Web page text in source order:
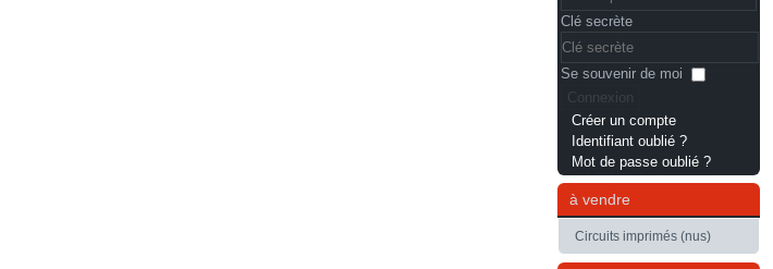
Clé secrète
Se souvenir de moi
Connexion
Créer un compte
Identifiant oublié ?
Mot de passe oublié ?
à vendre
Circuits imprimés (nus)